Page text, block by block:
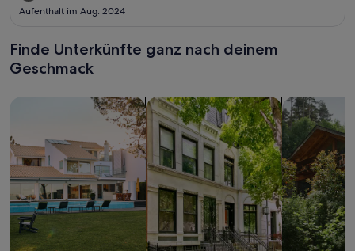
Aufenthalt im Aug. 2024
Finde Unterkünfte ganz nach deinem
Geschmack
Suche nach FerienhäusernSuche nach Ferienwohnungen oder
Suche nach